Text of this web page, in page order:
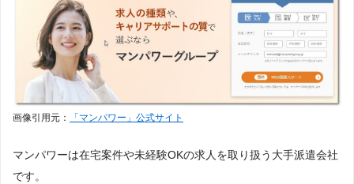
画像引用元： 「マンパワー」公式サイト
マンパワーは在宅案件や未経験OKの求人を取り扱う大手派遣会社
です。